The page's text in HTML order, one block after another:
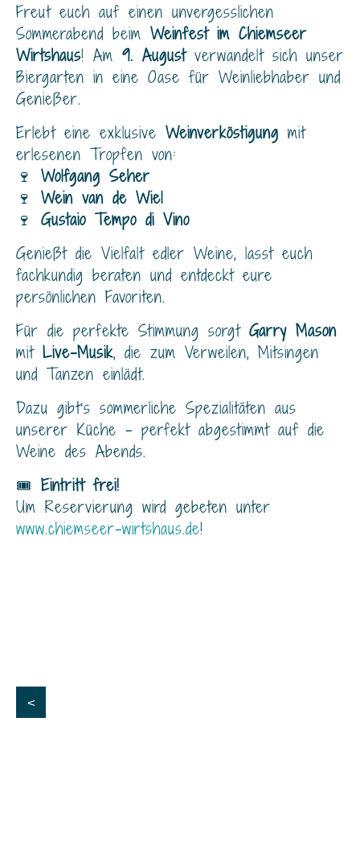
Freut euch auf einen unvergesslichen
Sommerabend beim Weinfest im Chiemseer
Wirtshaus! Am 9. Augustverwandelt sich unser
Biergarten in eine Oase für Weinliebhaber und
Genießer.
Erlebt eine exklusive Weinverköstigung mit
erlesenen Tropfen von:
🍷 Wolfgang Seher
🍷 Wein van de Wiel
🍷 Gustaio Tempo di Vino
Genießt die Vielfalt edler Weine, lasst euch
fachkundig beraten und entdeckt eure
persönlichen Favoriten.
Für die perfekte Stimmung sorgt Garry Mason
mit Live-Musik, die zum Verweilen, Mitsingen
und Tanzen einlädt.
Dazu gibt’s sommerliche Spezialitäten aus
unserer Küche – perfekt abgestimmt auf die
Weine des Abends.
🎟️ Eintritt frei!
Um Reservierung wird gebeten unter
www.chiemseer-wirtshaus.de!
<